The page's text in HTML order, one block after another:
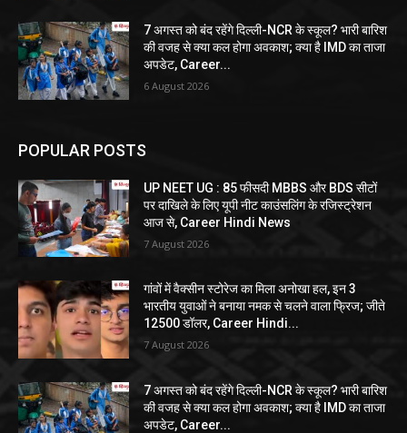
7 अगस्त को बंद रहेंगे दिल्ली-NCR के स्कूल? भारी बारिश
की वजह से क्या कल होगा अवकाश; क्या है IMD का ताजा
अपडेट, Career...
6 August 2026
POPULAR POSTS
UP NEET UG : 85 फीसदी MBBS और BDS सीटों
पर दाखिले के लिए यूपी नीट काउंसलिंग के रजिस्ट्रेशन
आज से, Career Hindi News
7 August 2026
गांवों में वैक्सीन स्टोरेज का मिला अनोखा हल, इन 3
भारतीय युवाओं ने बनाया नमक से चलने वाला फ्रिज; जीते
12500 डॉलर, Career Hindi...
7 August 2026
7 अगस्त को बंद रहेंगे दिल्ली-NCR के स्कूल? भारी बारिश
की वजह से क्या कल होगा अवकाश; क्या है IMD का ताजा
अपडेट, Career...